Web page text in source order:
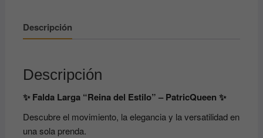
PatricQueen
Descripción
Descripción
✨ Falda Larga “Reina del Estilo” – PatricQueen ✨
Descubre el movimiento, la elegancia y la versatilidad en
una sola prenda.